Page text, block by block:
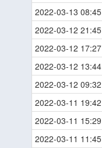
2022-03-13 08:45
2022-03-12 21:45
2022-03-12 17:27
2022-03-12 13:44
2022-03-12 09:32
2022-03-11 19:42
2022-03-11 15:29
2022-03-11 11:45